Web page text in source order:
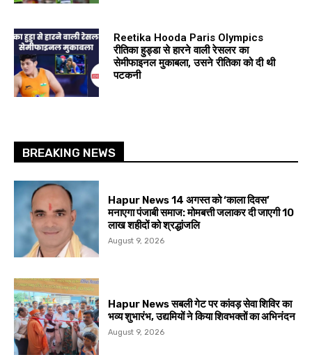
Reetika Hooda Paris Olympics
रीतिका हुड्डा से हारने वाली रेसलर का
सेमीफाइनल मुकाबला, उसने रीतिका को दी थी
पटकनी
BREAKING NEWS
Hapur News 14 अगस्त को ‘काला दिवस’
मनाएगा पंजाबी समाज: मोमबत्ती जलाकर दी जाएगी 10
लाख शहीदों को श्रद्धांजलि
August 9, 2026
Hapur News सबली गेट पर कांवड़ सेवा शिविर का
भव्य शुभारंभ, उद्यमियों ने किया शिवभक्तों का अभिनंदन
August 9, 2026